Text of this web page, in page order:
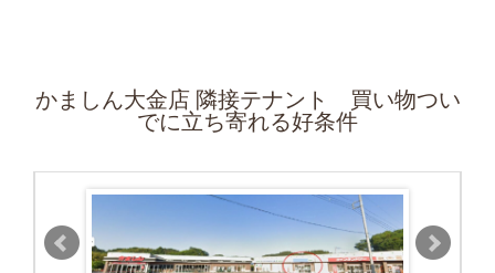
かましん大金店 隣接テナント 買い物つい
でに立ち寄れる好条件